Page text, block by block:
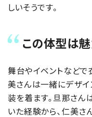
しいそうです。
この体型は魅
舞台やイベントなど
美さんは一緒にデザ
装を着ます。旦那さん
いた経験から、仁美さ